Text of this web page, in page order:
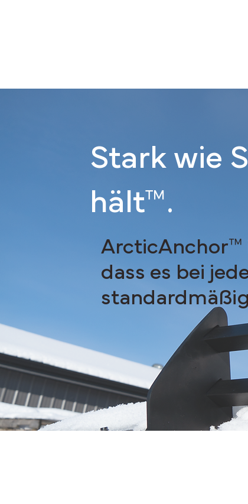
Stark wie
hält™.
ArcticAnchor™
dass es bei